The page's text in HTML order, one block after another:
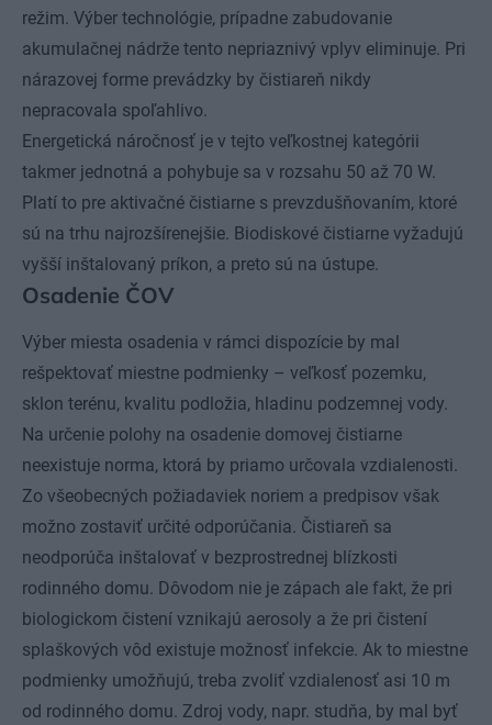
režim. Výber technológie, prípadne zabudovanie
akumulačnej nádrže tento nepriaznivý vplyv eliminuje. Pri
nárazovej forme prevádzky by čistiareň nikdy
nepracovala spoľahlivo.
Energetická náročnosť je v tejto veľkostnej kategórii
takmer jednotná a pohybuje sa v rozsahu 50 až 70 W.
Platí to pre aktivačné čistiarne s prevzdušňovaním, ktoré
sú na trhu najrozšírenejšie. Biodiskové čistiarne vyžadujú
vyšší inštalovaný príkon, a preto sú na ústupe.
Osadenie ČOV
Výber miesta osadenia v rámci dispozície by mal
rešpektovať miestne podmienky – veľkosť pozemku,
sklon terénu, kvalitu podložia, hladinu podzemnej vody.
Na určenie polohy na osadenie domovej čistiarne
neexistuje norma, ktorá by priamo určovala vzdialenosti.
Zo všeobecných požiadaviek noriem a predpisov však
možno zostaviť určité odporúčania. Čistiareň sa
neodporúča inštalovať v bezprostrednej blízkosti
rodinného domu. Dôvodom nie je zápach ale fakt, že pri
biologickom čistení vznikajú aerosoly a že pri čistení
splaškových vôd existuje možnosť infekcie. Ak to miestne
podmienky umožňujú, treba zvoliť vzdialenosť asi 10 m
od rodinného domu. Zdroj vody, napr. studňa, by mal byť